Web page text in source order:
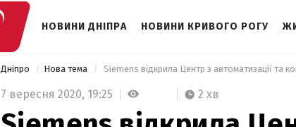
НОВИНИ ДНІПРА НОВИНИ КРИВОГО РОГУ
Дніпро Нова тема
7 вересня 2020, 19:25 2 хв